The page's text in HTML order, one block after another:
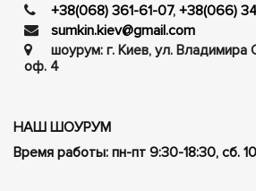
+38(068) 361-61-07, +38(066)
sumkin.kiev@gmail.com
шоурум: г. Киев, ул.
оф. 4
НАШ ШОУРУМ
Время работы: пн-пт 9:30-18:30, сб.